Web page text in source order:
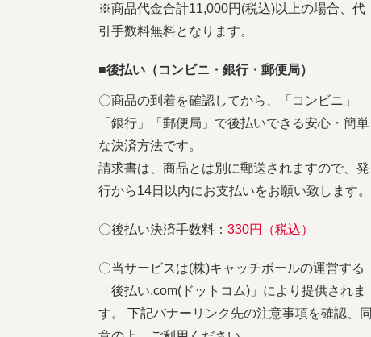
※商品代金合計11,000円(税込)以上の場合、代
引手数料無料となります。
■後払い（コンビニ・銀行・郵便局）
〇商品の到着を確認してから、「コンビニ」
「銀行」「郵便局」で後払いできる安心・簡単
な決済方法です。
請求書は、商品とは別に郵送されますので、発
行から14日以内にお支払いをお願い致します。
〇後払い決済手数料： 330円（税込）
〇当サービスは(株)キャッチボールの運営する
「後払い.com(ドットコム)」により提供されま
す。 下記バナーリンク先の注意事項を確認、同